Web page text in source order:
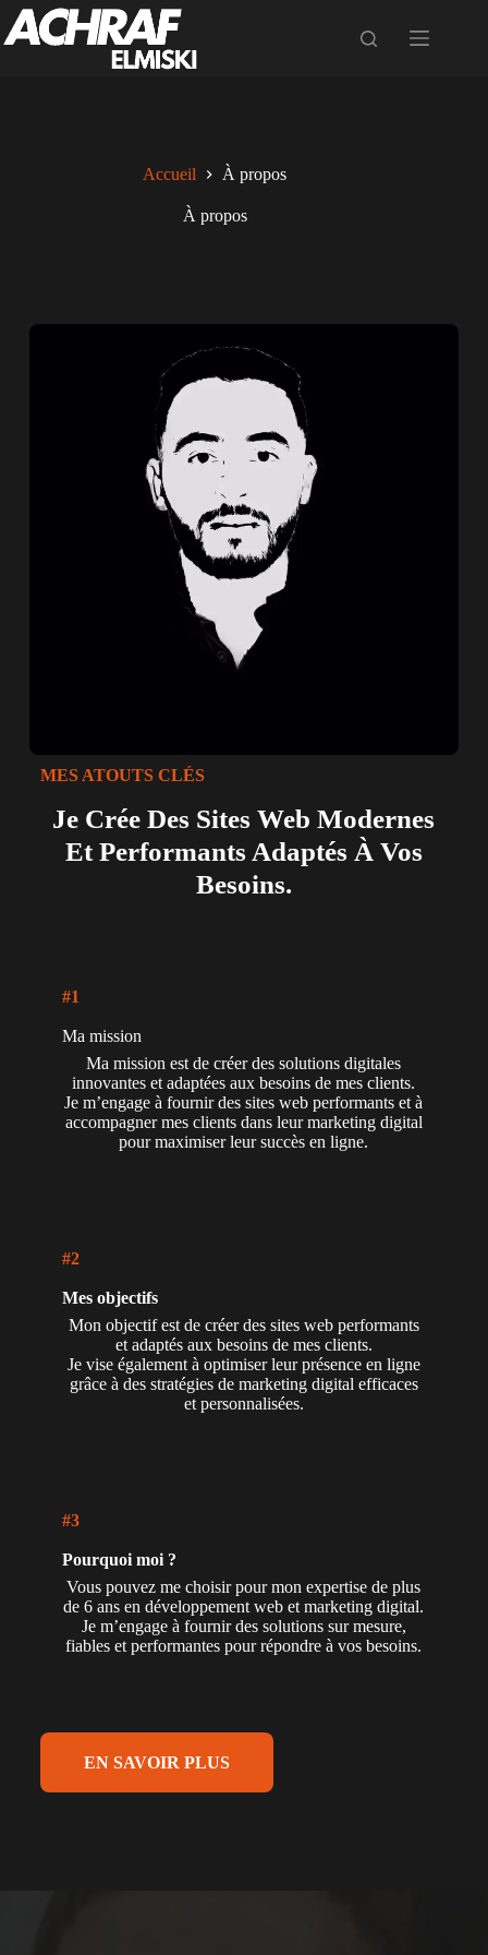
Accueil À propos
À propos
MES ATOUTS CLÉS
Je Crée Des Sites Web Modernes
Et Performants Adaptés À Vos
Besoins.
#1
Ma mission
Ma mission est de créer des solutions digitales
innovantes et adaptées aux besoins de mes clients.
Je m’engage à fournir des sites web performants et à
accompagner mes clients dans leur marketing digital
pour maximiser leur succès en ligne.
#2
Mes objectifs
Mon objectif est de créer des sites web performants
et adaptés aux besoins de mes clients.
Je vise également à optimiser leur présence en ligne
grâce à des stratégies de marketing digital efficaces
et personnalisées.
#3
Pourquoi moi ?
Vous pouvez me choisir pour mon expertise de plus
de 6 ans en développement web et marketing digital.
Je m’engage à fournir des solutions sur mesure,
fiables et performantes pour répondre à vos besoins.
EN SAVOIR PLUS